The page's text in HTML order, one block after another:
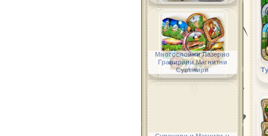
Многослойни Лазерно
Гравирани Магнитни
Сувенири